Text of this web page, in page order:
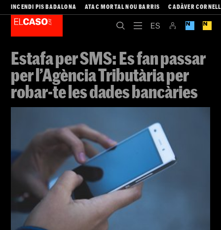
INCENDI PIS BADALONA ATAC MORTAL NOU BARRIS CADÀVER
Estafa per SMS: Es fan passar
per l’Agència Tributària per
robar-te les dades bancàries